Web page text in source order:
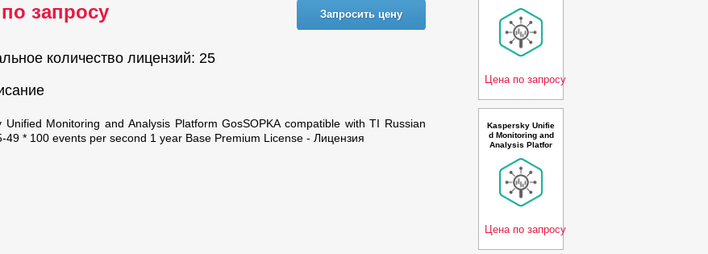
запросу Запросить цену
количество лицензий: 25
Unified Monitoring and Analysis Platform GosSOPKA compatible with TI Russian
49 * 100 events per second 1 year Base Premium License - Лицензия
ompatible and AI
Russian Edition.
1500-2499 * 100
events per seco
nd 1 year Base P
Цена по запросу
Kaspersky Unifie
d Monitoring and
Analysis Platfor
ompatible Russi
an Edition. 150-2
49 * 100 events
per second 2 ye
ar Cross-grade L
Цена по запросу